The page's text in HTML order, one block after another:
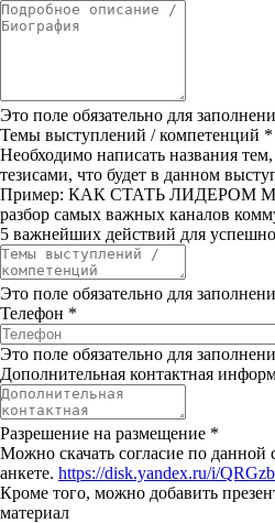
Это поле обязательно для
Темы выступлений / компетенций *
Необходимо написать названия
тезисами, что будет в данном
Пример: КАК СТАТЬ ЛИДЕРОМ
разбор самых важных каналов
5 важнейших действий для
Это поле обязательно для
Телефон *
Это поле обязательно для
Дополнительная контактная
Разрешение на размещение *
Можно скачать согласие по данной
анкете. https://disk.yandex.ru/i/
Кроме того, можно добавить
материал